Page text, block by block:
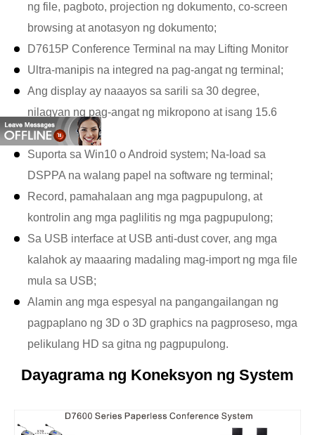
ng file, pagboto, projection ng dokumento, co-screen
browsing at anotasyon ng dokumento;
D7615P Conference Terminal na may Lifting Monitor
Ultra-manipis na integred na pag-angat ng terminal;
Ang display ay naaayos sa sarili sa 30 degree,
nilagyan ng pag-angat ng mikropono at isang 15.6
"screen;
Suporta sa Win10 o Android system; Na-load sa
DSPPA na walang papel na software ng terminal;
Record, pamahalaan ang mga pagpupulong, at
kontrolin ang mga paglilitis ng mga pagpupulong;
Sa USB interface at USB anti-dust cover, ang mga
kalahok ay maaaring madaling mag-import ng mga file
mula sa USB;
Alamin ang mga espesyal na pangangailangan ng
pagpaplano ng 3D o 3D graphics na pagproseso, mga
pelikulang HD sa gitna ng pagpupulong.
Dayagrama ng Koneksyon ng System